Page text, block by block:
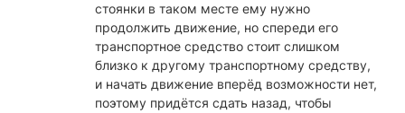
стоянки в таком месте ему нужно
продолжить движение, но спереди его
транспортное средство стоит слишком
близко к другому транспортному средству,
и начать движение вперёд возможности нет,
поэтому придётся сдать назад, чтобы